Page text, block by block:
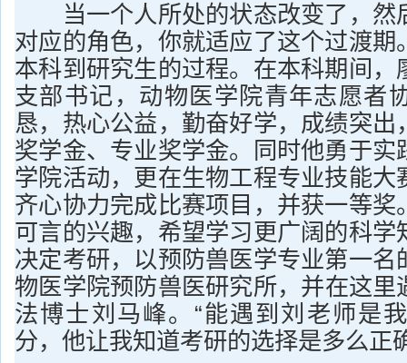
当一个人所处的状态改变了，然
对应的角色，你就适应了这个过渡期
本科到研究生的过程。在本科期间，
支部书记，动物医学院青年志愿者
恳，热心公益，勤奋好学，成绩突出
奖学金、专业奖学金。同时他勇于实
学院活动，更在生物工程专业技能大
齐心协力完成比赛项目，并获一等奖
可言的兴趣，希望学习更广阔的科学
决定考研，以预防兽医学专业第一名
物医学院预防兽医研究所，并在这
法博士刘马峰。“能遇到刘老师是
分，他让我知道考研的选择是多么正